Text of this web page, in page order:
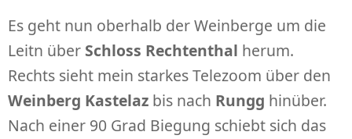
Es geht nun oberhalb der Weinberge um die
Leitn über Schloss Rechtenthal herum.
Rechts sieht mein starkes Telezoom über den
Weinberg Kastelaz bis nach Rungg hinüber.
Nach einer 90 Grad Biegung schiebt sich das